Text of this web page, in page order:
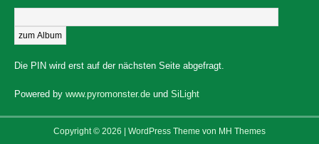
Die PIN wird erst auf der nächsten Seite abgefragt.
Powered by www.pyromonster.de und SiLight
Copyright © 2026 | WordPress Theme von MH Themes